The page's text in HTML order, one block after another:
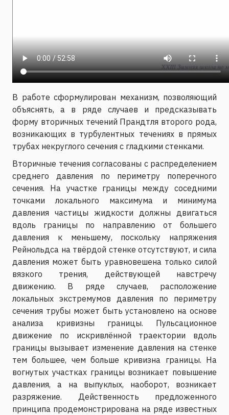
В работе сформулирован механизм, позволяющий
объяснять, а в ряде случаев и предсказывать
форму вторичных течений Прандтля второго рода,
возникающих в турбулентных течениях в прямых
трубах некруглого сечения с гладкими стенками.
Вторичные течения согласованы с распределением
среднего давления по периметру поперечного
сечения. На участке границы между соседними
точками локального максимума и минимума
давления частицы жидкости должны двигаться
вдоль границы по направлению от большего
давления к меньшему, поскольку напряжения
Рейнольдса на твёрдой стенке отсутствуют, и сила
давления может быть уравновешена только силой
вязкого трения, действующей навстречу
движению. В ряде случаев, расположение
локальных экстремумов давления по периметру
сечения трубы может быть установлено на основе
анализа кривизны границы. Пульсационное
движение по искривлённой траектории вдоль
границы вызывает изменение давления на стенке
тем большее, чем больше кривизна границы. На
вогнутых участках границы возникает повышение
давления, а на выпуклых, наоборот, возникает
разряжение. Действенность предложенного
принципа продемонстрирована на ряде известных